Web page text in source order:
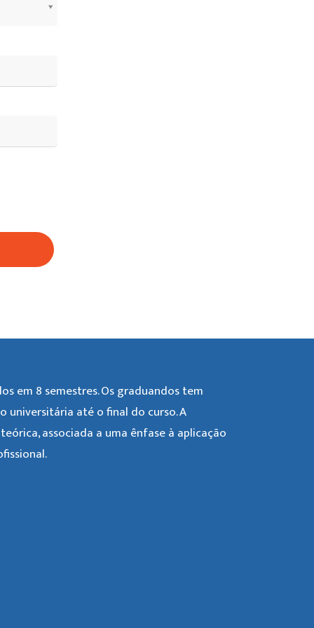
em 8 semestres. Os graduandos tem
até o final do curso. A
associada a uma ênfase à aplicação